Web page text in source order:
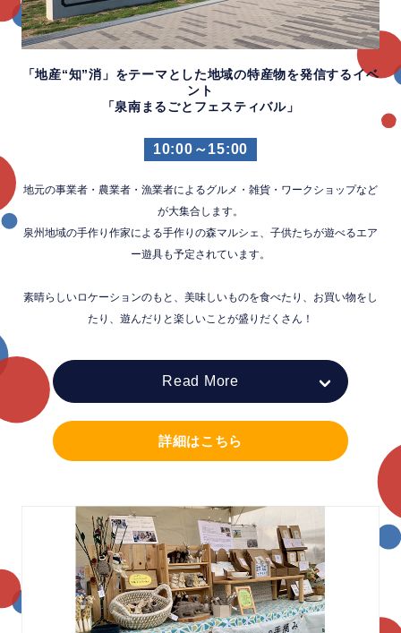
「地産“知”消」をテーマとした地域の特産物を発信するイベ
ント
「泉南まるごとフェスティバル」
10:00～15:00
地元の事業者・農業者・漁業者によるグルメ・雑貨・ワークショップなど
が大集合します。
泉州地域の手作り作家による手作りの森マルシェ、 子供たちが遊べるエア
ー遊具も予定されています。
素晴らしいロケーションのもと、美味しいものを食べたり、 お買い物をし
たり、遊んだりと楽しいことが盛りだくさん！
Read More
詳細はこちら